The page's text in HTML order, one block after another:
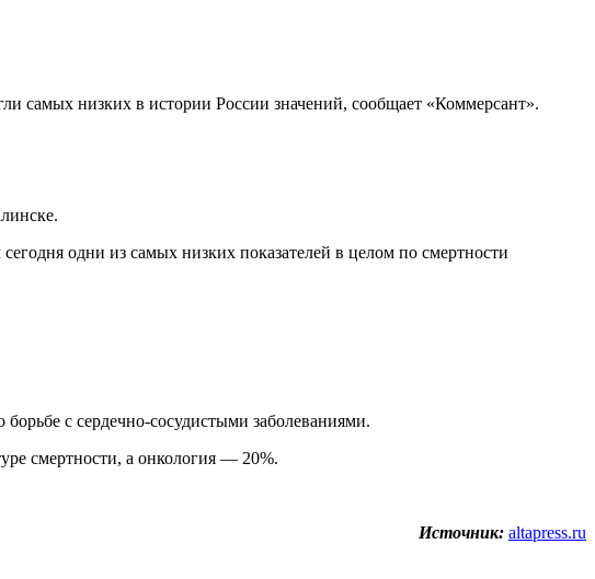
самых низких в истории России значений, сообщает «Коммерсант».
одни из самых низких показателей в целом по смертности
с сердечно-сосудистыми заболеваниями.
смертности, а онкология — 20%.
Источник: altapress.ru